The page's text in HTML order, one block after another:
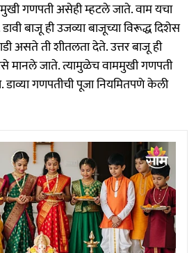
गणपती असेही म्हटले जाते. वाम यचा
डावी बाजू ही उजव्या बाजूच्या विरूद्ध दिशेस
असते ती शीतलता देते. उत्तर बाजू ही
मानले जाते. त्यामुळेच वाममुखी गणपती
गणपतीची पूजा नियमितपणे केली